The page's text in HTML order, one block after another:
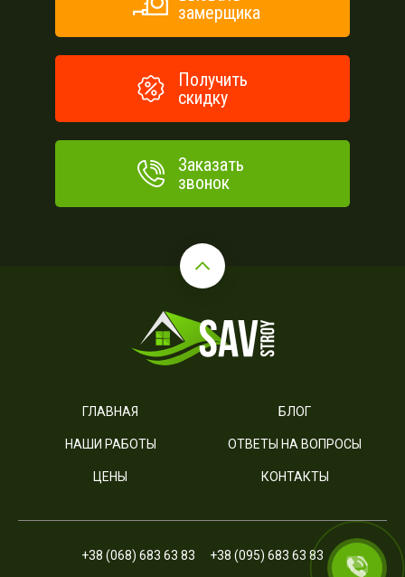
замерщика
Получить
скидку
Заказать
звонок
ГЛАВНАЯ
НАШИ РАБОТЫ
ЦЕНЫ
БЛОГ
ОТВЕТЫ НА ВОПРОСЫ
КОНТАКТЫ
+38 (068) 683 63 83 +38 (095) 683 63 83